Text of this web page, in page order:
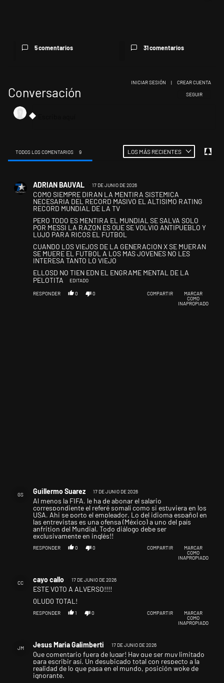
5 comentarios 31 comentarios
Conversación SIGA ESTA
SEGUIR
INICIAR SESIÓN | CREAR CUENTA
TODOS LOS COMENTARIOS 9 LOS MÁS RECIENTES
ADRIAN BAUVAL 17 DE JUNIO DE 2026
COMO SIEMPRE DIRAN LA MENTIRA SISTEMICA
NECESARIA DEL RECORD MASIVO EL ALTISIMO RATING
RECORD MUNDIAL DE LA TV
PERO TODO ES MENTIRA EL MUNDIAL SE SALVA SOLO
POR MESSI LA RAZON ES QUE SE VOLVIO ANTIPUEBLO Y
LUJO PARA RICOS EL FUTBOL
CUANDO LOS VIEJOS DE LA GENERACION X SE MUERAN
SE MUERE EL FUTBOL A LOS MAS JOVENES NO LES
INTERESA TANTO LO VIEJO
ELLOSD NO TIEN EDN EL ENGRAME MENTAL DE LA
PELOTITA
EDITADO
RESPONDER 0 0 COMPARTIR
MARCAR
COMO
INAPROPIADO
GS Guillermo Suarez 17 DE JUNIO DE 2026
Al menos la FIFA, le ha de abonar el salario
correspondiente el referé somalí como si estuviera en los
USA, Ahi se porto el empleador. Lo del idioma español en
las entrevistas es una ofensa (México) a uno del país
anfrition del Mundial. Todo diálogo debe ser
exclusivamente en inglés!!
RESPONDER 0 0 COMPARTIR
MARCAR
COMO
INAPROPIADO
CC cayo callo 17 DE JUNIO DE 2026
ESTE VOTO A ALVERSO!!!!
0LUD0 TOTAL!
RESPONDER 1 0 COMPARTIR
MARCAR
COMO
INAPROPIADO
JM Jesus Maria Galimberti 17 DE JUNIO DE 2026
Que comentario fuera de lugar! Hay que ser muy limitado
para escribir así. Un desubicado total con respecto a la
realidad de lo que pasa en el mundo, posición woke de
ignorante.